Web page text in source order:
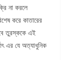
না করলে
করে কাতারের
তুরস্ককে এই
এর যে অত্যাধুনিক